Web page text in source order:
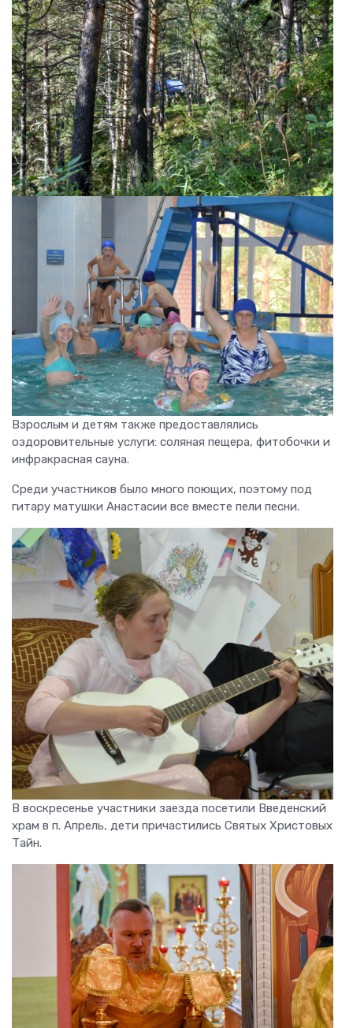
Взрослым и детям также предоставлялись
оздоровительные услуги: соляная пещера, фитобочки и
инфракрасная сауна.
Среди участников было много поющих, поэтому под
гитару матушки Анастасии все вместе пели песни.
В воскресенье участники заезда посетили Введенский
храм в п. Апрель, дети причастились Святых Христовых
Тайн.